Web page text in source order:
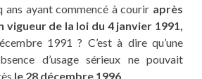
ayant commencé à courir après
vigueur de la loi du 4 janvier 1991,
1991 ? C’est à dire qu’une
d’usage sérieux ne pouvait
le 28 décembre 1996.